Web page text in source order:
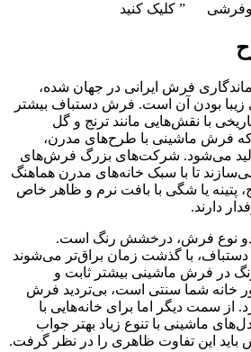
” کلیک کنید
فرش ایرانی در جهان شده،
بودن آن است. فرش دستباف بیشتر
با نقش‌هایی مانند ترنج و گل
فرش ماشینی با طرح‌های مدرن،
می‌شود. شرکت‌های بزرگ فرش‌های
تا با سبک خانه‌های مدرن هماهنگ
پتینه یا شگی با بافت نرم و ظاهر خاص
دارند.
دو نوع فرش، درخشش رنگ است.
با گذشت زمان براق‌تر می‌شوند
در فرش ماشینی بیشتر ثابت و
خانه شما سنتی است، بی‌تردید فرش
از سمت دیگر اما برای خانه‌هایی با
ماشینی با تنوع زیاد بهتر جواب
باید این تفاوت ظاهری را در نظر گرفت.